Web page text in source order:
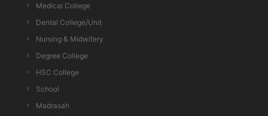
Medical College
Dental College/Unit
Nursing & Midwifery
Degree College
HSC College
School
Madrasah